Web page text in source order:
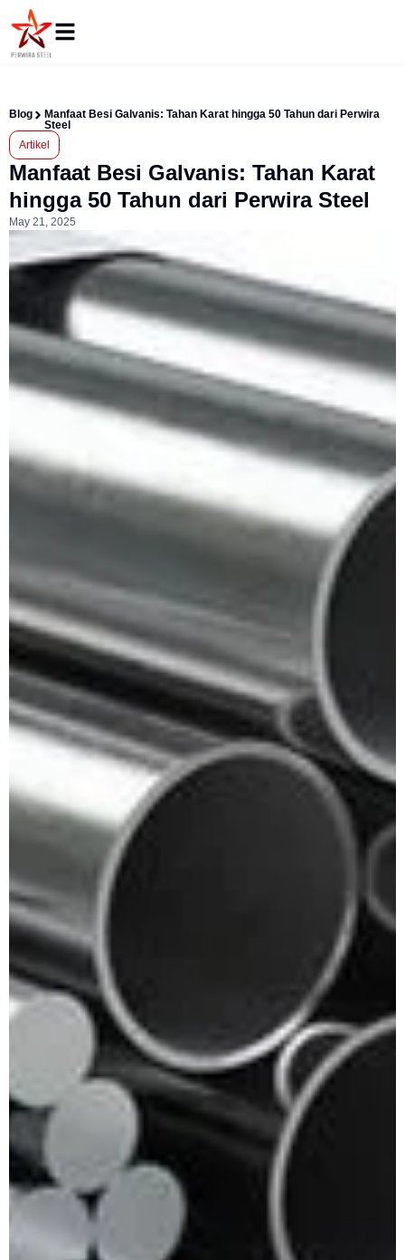
Blog
Manfaat Besi Galvanis: Tahan Karat hingga 50 Tahun dari Perwira
Steel
Artikel
Manfaat Besi Galvanis: Tahan Karat
hingga 50 Tahun dari Perwira Steel
May 21, 2025